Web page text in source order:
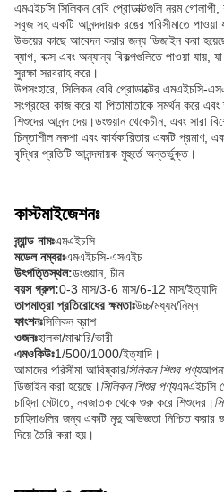
এমএইচসি সিলিকন বেবি প্রোডাক্টগুলি নরম
সবুজ সহ একটি আনন্দদায়ক রঙের পরিসীমাতে পাওয়া
উভয়ের কাছে আবেদন করার জন্য ডিজাইন করা
ব্যাগ, বাক্স এবং অন্যান্য বিকল্পগুলিতে পাওয়া যায়,
সুরক্ষা সরবরাহ করে।
উপসংহারে, সিলিকন বেবি প্রোডাক্টের এমএইচসি-
সংগ্রহের কাজ করে যা পিতামাতাকে সমর্থন করে এবং
শিশুদের আনন্দ দেয়।ডংগুয়ান থেকেচীন, এবং সারা
চিন্তাশীল নকশা এবং কার্যকারিতার একটি প্রমাণ,
বৃদ্ধির প্রতিটি আনন্দদায়ক মুহুর্তে অন্তর্ভুক্ত।
কাস্টমাইজেশনঃ
ব্র্যান্ড নামঃএমএইচসি
মডেল নম্বরঃএমএইচসি-এসএইচ
উৎপত্তিস্থল:ডংগুয়ান, চীন
বয়স গ্রুপ:0-3 মাস/3-6 মাস/6-12 মাস/ইত্যাদি
তাপমাত্রা প্রতিরোধের ক্ষমতাঃউচ্চ/মধ্যম/নিম্ন
ফাংশনঃসিলিকন ব্রাশ
ওজনঃহালকা/মাঝারি/ভারী
এমওকিউঃ1/500/1000/ইত্যাদি।
আমাদের পরিসীমা আবিষ্কারসিলিকন শিশুর পণ্য
ডিজাইন করা হয়েছে।সিলিকন শিশুর পণ্যএমএইচসি
চাহিদা মেটাতে, নবজাতক থেকে শুরু করে শিশুদের।
চাহিদাগুলির জন্য একটি মৃদু অভিজ্ঞতা নিশ্চিত
দিয়ে তৈরি করা হয়।